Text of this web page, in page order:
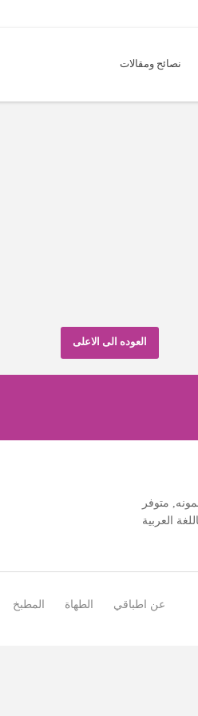
نصائح ومقالات
العوده الى الاعلى
متوفر
العربية
عن اطباقي الطهاة المطبخ